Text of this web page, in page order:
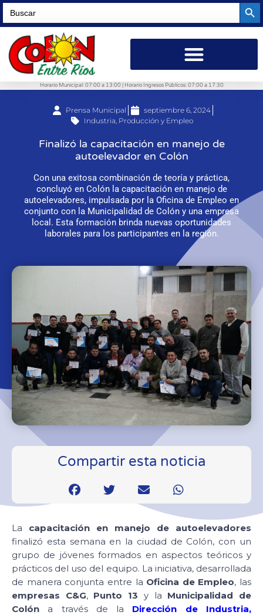
Search
for:
Horario Municipal: 07:00 a 13:00 | Horario Ingresos Públicos: 07:00 a 17:30
Prensa Municipal
septiembre 6, 2024
Industria, Producción y Empleo
Finalizó la capacitación en manejo de
autoelevador en Colón
Con una exitosa combinación de teoría y práctica,
concluyó en Colón la capacitación en manejo de
autoelevadores, impulsada por la Oficina de Empleo en
conjunto con la Municipalidad de Colón y una empresa
local. Esta formación brinda nuevas oportunidades
laborales para los participantes en la región.
Compartir esta noticia
La capacitación en manejo de autoelevadores
finalizó esta semana en la ciudad de Colón, con un
grupo de jóvenes formados en aspectos teóricos y
prácticos del uso del equipo. La iniciativa, desarrollada
de manera conjunta entre la Oficina de Empleo, las
empresas C&G, Punto 13 y la Municipalidad de
Colón a través de la Dirección de Industria,